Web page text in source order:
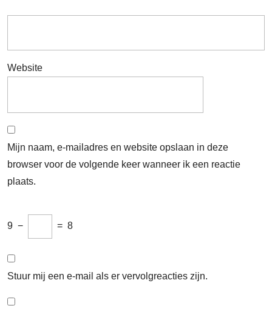
Website
Mijn naam, e-mailadres en website opslaan in deze
browser voor de volgende keer wanneer ik een reactie
plaats.
9 − = 8
Stuur mij een e-mail als er vervolgreacties zijn.